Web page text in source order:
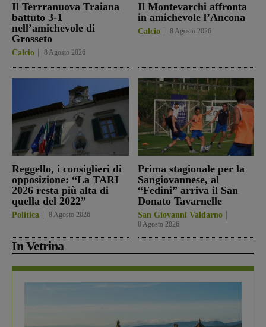
Il Terrranuova Traiana
battuto 3-1
nell’amichevole di
Grosseto
Calcio 8 Agosto 2026
Il Montevarchi affronta
in amichevole l’Ancona
Calcio 8 Agosto 2026
Reggello, i consiglieri di
opposizione: “La TARI
2026 resta più alta di
quella del 2022”
Politica 8 Agosto 2026
Prima stagionale per la
Sangiovannese, al
“Fedini” arriva il San
Donato Tavarnelle
San Giovanni Valdarno
8 Agosto 2026
In Vetrina